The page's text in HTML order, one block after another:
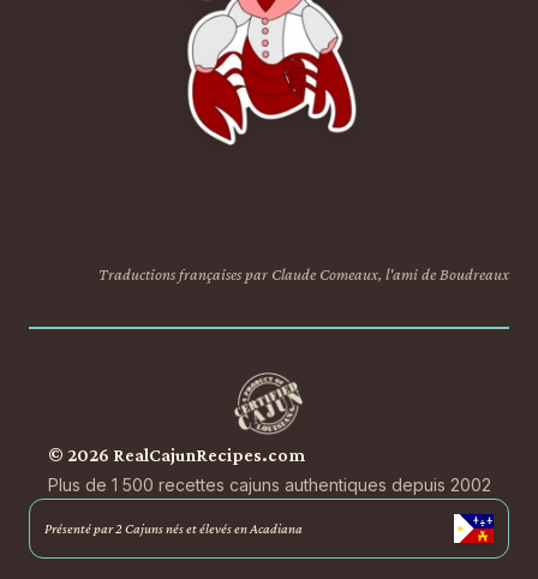
Traductions françaises par Claude Comeaux, l'ami de Boudreaux
© 2026 RealCajunRecipes.com
Plus de 1 500 recettes cajuns authentiques depuis 2002
Présenté par 2 Cajuns nés et élevés en Acadiana